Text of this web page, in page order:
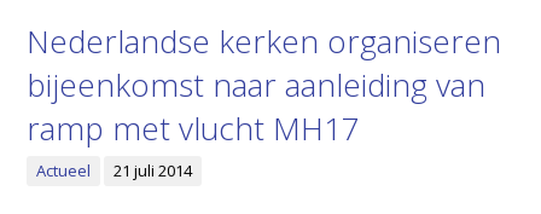
Nederlandse kerken organiseren
bijeenkomst naar aanleiding van
ramp met vlucht MH17
Actueel 21 juli 2014